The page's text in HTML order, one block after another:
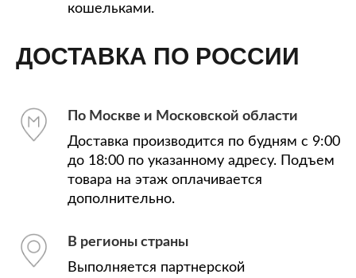
кошельками.
ДОСТАВКА ПО РОССИИ
По Москве и Московской области
Доставка производится по будням с 9:00
до 18:00 по указанному адресу. Подъем
товара на этаж оплачивается
дополнительно.
В регионы страны
Выполняется партнерской